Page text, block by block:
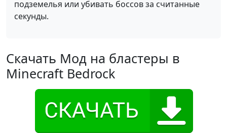
подземелья или убивать боссов за считанные
секунды.
Скачать Мод на бластеры в
Minecraft Bedrock